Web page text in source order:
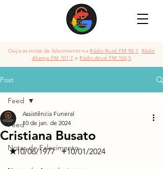
Ouça as notas de falecimento na Rádio Rural FM 93,7, Rádio
Aliança FM 101,7 e Rádio Atual FM 103,5
Post
Feed
Notas de Falecimento
Feed
Cristiana Busato
Assistência Funeral
10 de jan. de 2024
★10/06/1977
   +
10/01/2024